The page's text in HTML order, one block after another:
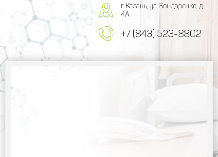
г. Казань, ул. Бондаренко, д.
4А
+7 (843) 523-8802